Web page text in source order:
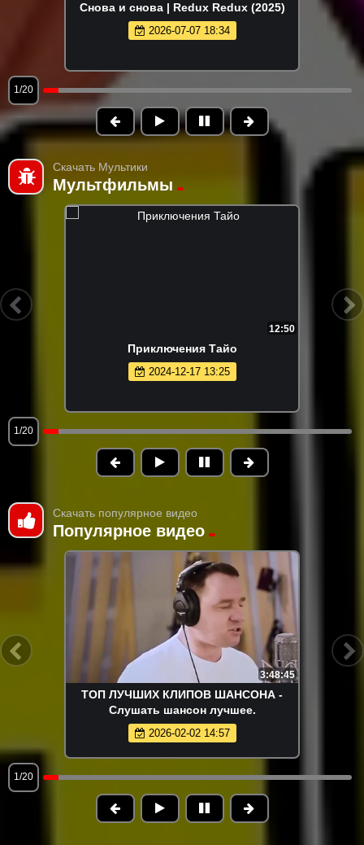
Снова и снова | Redux Redux (2025)
2026-07-07 18:34
1/20
Скачать Мультики
Мультфильмы
12:50
Приключения Тайо
2024-12-17 13:25
1/20
Скачать популярное видео
Популярное видео
3:48:45
ТОП ЛУЧШИХ КЛИПОВ ШАНСОНА -
Слушать шансон лучшее.
2026-02-02 14:57
1/20